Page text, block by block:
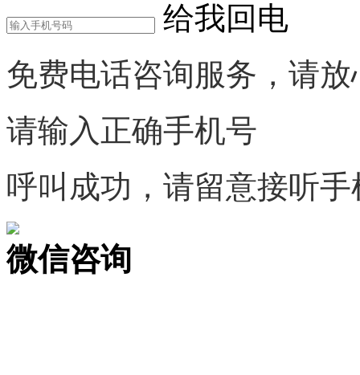
给我回电
免费电话咨询服务，请放
请输入正确手机号
呼叫成功，请留意接听手
微信咨询